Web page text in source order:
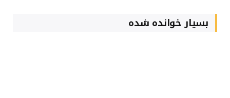
بسیار خوانده شده